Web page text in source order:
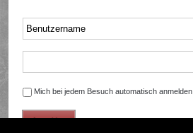
Mich bei jedem Besuch automatisch anmelden